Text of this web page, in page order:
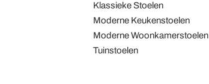
Klassieke Stoelen
Moderne Keukenstoelen
Moderne Woonkamerstoelen
Tuinstoelen